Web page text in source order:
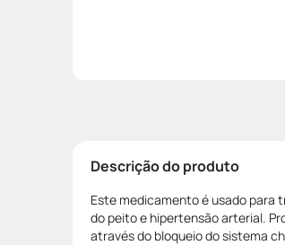
Descrição do produto
Este medicamento é usado para
do peito e hipertensão arterial.
através do bloqueio do sistema